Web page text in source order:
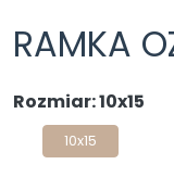
RAMKA
Rozmiar: 10x15
10x15